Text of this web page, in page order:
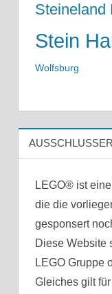
Steineland
Stein
Wolfsburg
LEGO® ist
die die
gesponsert
Diese Website
LEGO Gruppe
Gleiches gilt